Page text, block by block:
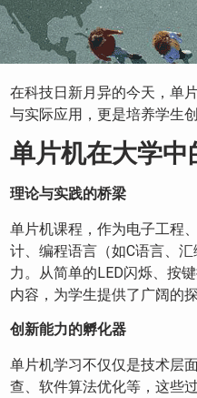
在科技日新月异的今天，单
与实际应用，更是培养学生
单片机在大学中
理论与实践的桥梁
单片机课程，作为电子工程
计、编程语言（如C语言、
力。从简单的LED闪烁、按
内容，为学生提供了广阔的探
创新能力的孵化器
单片机学习不仅仅是技术层
查、软件算法优化等，这些